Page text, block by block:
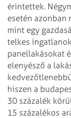
érintettek.
esetén azonban
mint egy
telkes
panellakásokat
elenyésző a
hiszen a
30 százalék
15 százalékos